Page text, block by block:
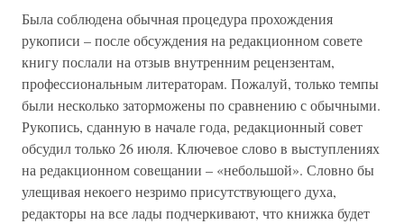
Была соблюдена обычная процедура прохождения
рукописи – после обсуждения на редакционном совете
книгу послали на отзыв внутренним рецензентам,
профессиональным литераторам. Пожалуй, только темпы
были несколько заторможены по сравнению с обычными.
Рукопись, сданную в начале года, редакционный совет
обсудил только 26 июля. Ключевое слово в выступлениях
на редакционном совещании – «небольшой». Словно бы
улещивая некоего незримо присутствующего духа,
редакторы на все лады подчеркивают, что книжка будет